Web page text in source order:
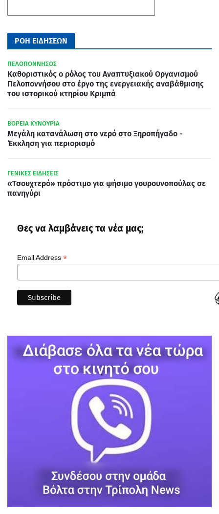
ΡΟΗ ΕΙΔΗΣΕΩΝ
ΠΕΛΟΠΟΝΝΗΣΟΣ
Καθοριστικός ο ρόλος του Αναπτυξιακού Οργανισμού
Πελοποννήσου στο έργο της ενεργειακής αναβάθμισης
του ιστορικού κτηρίου Κριμπά
ΒΟΡΕΙΑ ΚΥΝΟΥΡΙΑ
Μεγάλη κατανάλωση στο νερό στο Ξηροπήγαδο -
Έκκληση για περιορισμό
ΓΕΝΙΚΕΣ ΕΙΔΗΣΕΙΣ
«Τσουχτερό» πρόστιμο για ψήσιμο γουρουνοπούλας σε
πανηγύρι
Θες να λαμβάνεις τα νέα μας;
Email Address *